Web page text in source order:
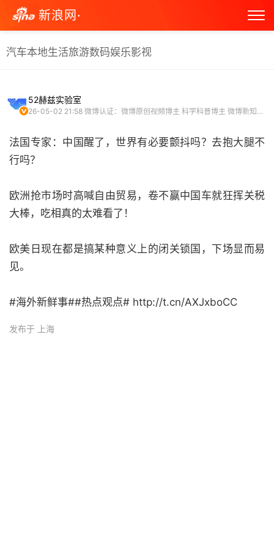
新浪网·
汽车本地生活旅游数码娱乐影视
52赫兹实验室
26-05-02 21:58 微博认证：微博原创视频博主 科学科普博主 微博新知博主 2025微博新锐新知博主 头条文章作者
法国专家：中国醒了，世界有必要颤抖吗？去抱大腿不
行吗？
欧洲抢市场时高喊自由贸易，卷不赢中国车就狂挥关税
大棒，吃相真的太难看了！
欧美日现在都是搞某种意义上的闭关锁国，下场显而易
见。
#海外新鲜事##热点观点# http://t.cn/AXJxboCC ​
发布于 上海